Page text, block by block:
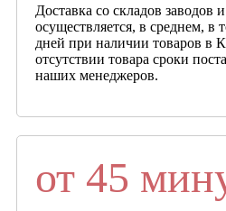
Доставка со складов заводов
осуществляется, в среднем, в
дней при наличии товаров в
отсутствии товара сроки
наших менеджеров.
от 45